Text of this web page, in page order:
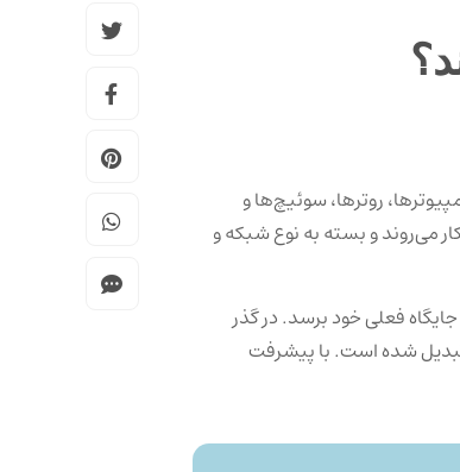
روترها، سوئیچ‌ها و
می‌روند و بسته به نوع شبکه و
فعلی خود برسد. در گذر
شده است. با پیشرفت